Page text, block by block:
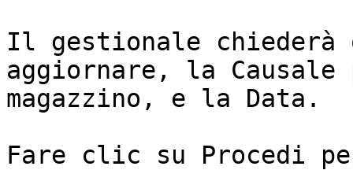
Il gestionale chiederà
aggiornare, la Causale
magazzino, e la Data.
Fare clic su Procedi